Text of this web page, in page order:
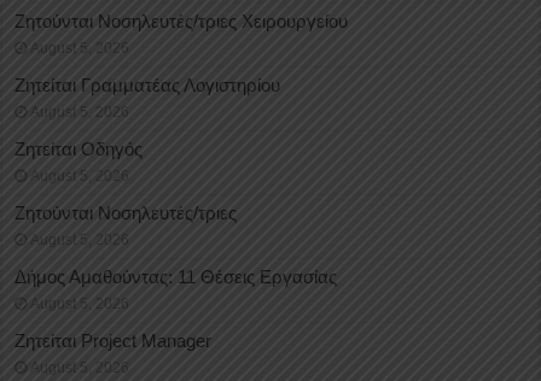
Ζητούνται Νοσηλευτές/τριες Χειρουργείου
August 5, 2026
Ζητείται Γραμματέας Λογιστηρίου
August 5, 2026
Ζητείται Οδηγός
August 5, 2026
Ζητούνται Νοσηλευτές/τριες
August 5, 2026
Δήμος Αμαθούντας: 11 Θέσεις Εργασίας
August 5, 2026
Ζητείται Project Manager
August 5, 2026